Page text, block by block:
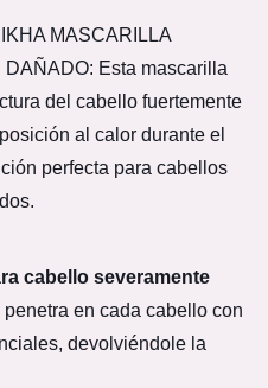
MASCARILLA
Esta mascarilla
del cabello fuertemente
al calor durante el
perfecta para cabellos
cabello severamente
penetra en cada cabello con
devolviéndole la